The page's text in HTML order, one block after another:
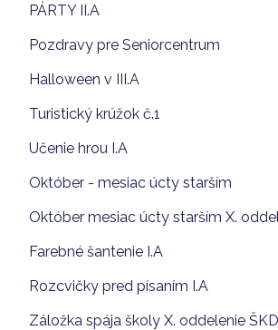
PÁRTY II.A
Pozdravy pre Seniorcentrum
Halloween v III.A
Turistický krúžok č.1
Učenie hrou I.A
Október - mesiac úcty starším
Október mesiac úcty starším X.
Farebné šantenie I.A
Rozcvičky pred písaním I.A
Záložka spája školy X. oddelenie ŠKD